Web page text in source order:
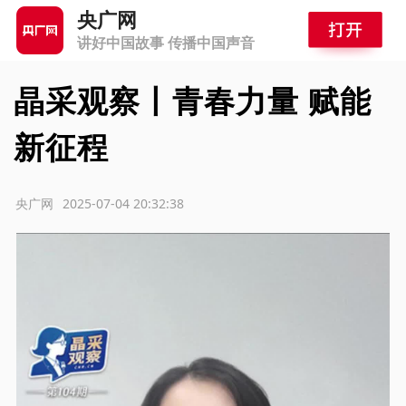
央广网
讲好中国故事 传播中国声音
晶采观察丨青春力量 赋能
新征程
2025-07-04 20:32:38
央广网